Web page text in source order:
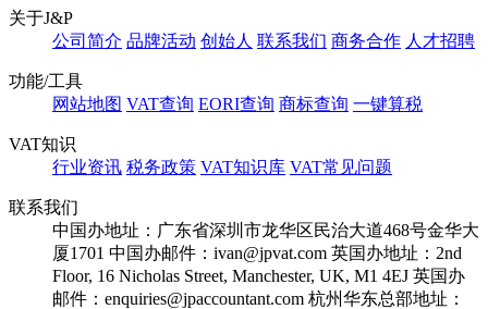
关于J&P
公司简介 品牌活动 创始人 联系我们 商务合作 人才招聘
功能/工具
网站地图 VAT查询 EORI查询 商标查询 一键算税
VAT知识
行业资讯 税务政策 VAT知识库 VAT常见问题
联系我们
中国办地址：广东省深圳市龙华区民治大道468号金华大
厦1701 中国办邮件：ivan@jpvat.com 英国办地址：2nd
Floor, 16 Nicholas Street, Manchester, UK, M1 4EJ 英国办
邮件：enquiries@jpaccountant.com 杭州华东总部地址：